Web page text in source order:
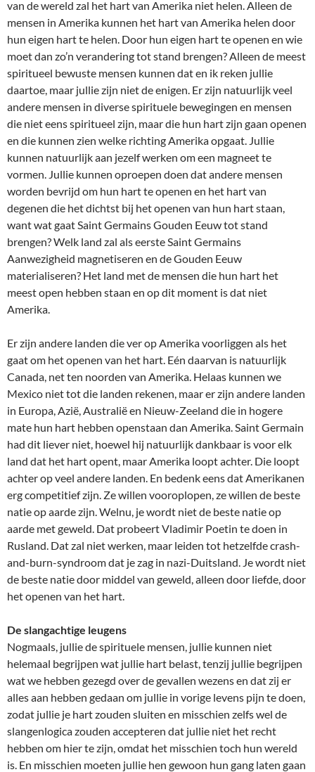
van de wereld zal het hart van Amerika niet helen. Alleen de
mensen in Amerika kunnen het hart van Amerika helen door
hun eigen hart te helen. Door hun eigen hart te openen en wie
moet dan zo’n verandering tot stand brengen? Alleen de meest
spiritueel bewuste mensen kunnen dat en ik reken jullie
daartoe, maar jullie zijn niet de enigen. Er zijn natuurlijk veel
andere mensen in diverse spirituele bewegingen en mensen
die niet eens spiritueel zijn, maar die hun hart zijn gaan openen
en die kunnen zien welke richting Amerika opgaat. Jullie
kunnen natuurlijk aan jezelf werken om een magneet te
vormen. Jullie kunnen oproepen doen dat andere mensen
worden bevrijd om hun hart te openen en het hart van
degenen die het dichtst bij het openen van hun hart staan,
want wat gaat Saint Germains Gouden Eeuw tot stand
brengen? Welk land zal als eerste Saint Germains
Aanwezigheid magnetiseren en de Gouden Eeuw
materialiseren? Het land met de mensen die hun hart het
meest open hebben staan en op dit moment is dat niet
Amerika.
Er zijn andere landen die ver op Amerika voorliggen als het
gaat om het openen van het hart. Eén daarvan is natuurlijk
Canada, net ten noorden van Amerika. Helaas kunnen we
Mexico niet tot die landen rekenen, maar er zijn andere landen
in Europa, Azië, Australië en Nieuw-Zeeland die in hogere
mate hun hart hebben openstaan dan Amerika. Saint Germain
had dit liever niet, hoewel hij natuurlijk dankbaar is voor elk
land dat het hart opent, maar Amerika loopt achter. Die loopt
achter op veel andere landen. En bedenk eens dat Amerikanen
erg competitief zijn. Ze willen vooroplopen, ze willen de beste
natie op aarde zijn. Welnu, je wordt niet de beste natie op
aarde met geweld. Dat probeert Vladimir Poetin te doen in
Rusland. Dat zal niet werken, maar leiden tot hetzelfde crash-
and-burn-syndroom dat je zag in nazi-Duitsland. Je wordt niet
de beste natie door middel van geweld, alleen door liefde, door
het openen van het hart.
De slangachtige leugens
Nogmaals, jullie de spirituele mensen, jullie kunnen niet
helemaal begrijpen wat jullie hart belast, tenzij jullie begrijpen
wat we hebben gezegd over de gevallen wezens en dat zij er
alles aan hebben gedaan om jullie in vorige levens pijn te doen,
zodat jullie je hart zouden sluiten en misschien zelfs wel de
slangenlogica zouden accepteren dat jullie niet het recht
hebben om hier te zijn, omdat het misschien toch hun wereld
is. En misschien moeten jullie hen gewoon hun gang laten gaan